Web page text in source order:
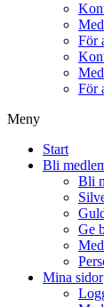
För
För
Meny
Start
Bli
Bli
Ge
Mina sidor